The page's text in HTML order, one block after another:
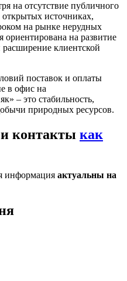
на отсутствие публичного
источниках,
на рынке нерудных
на развитие
клиентской
поставок и оплаты
в офис на
– это стабильность,
природных ресурсов.
контакты как
информация актуальны на